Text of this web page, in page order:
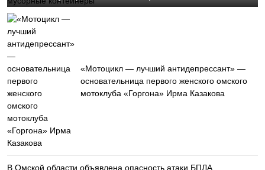
«Мотоцикл — лучший антидепрессант» —
основательница первого женского омского
мотоклуба «Горгона» Ирма Казакова
В Омской области объявлена опасность атаки БПЛА